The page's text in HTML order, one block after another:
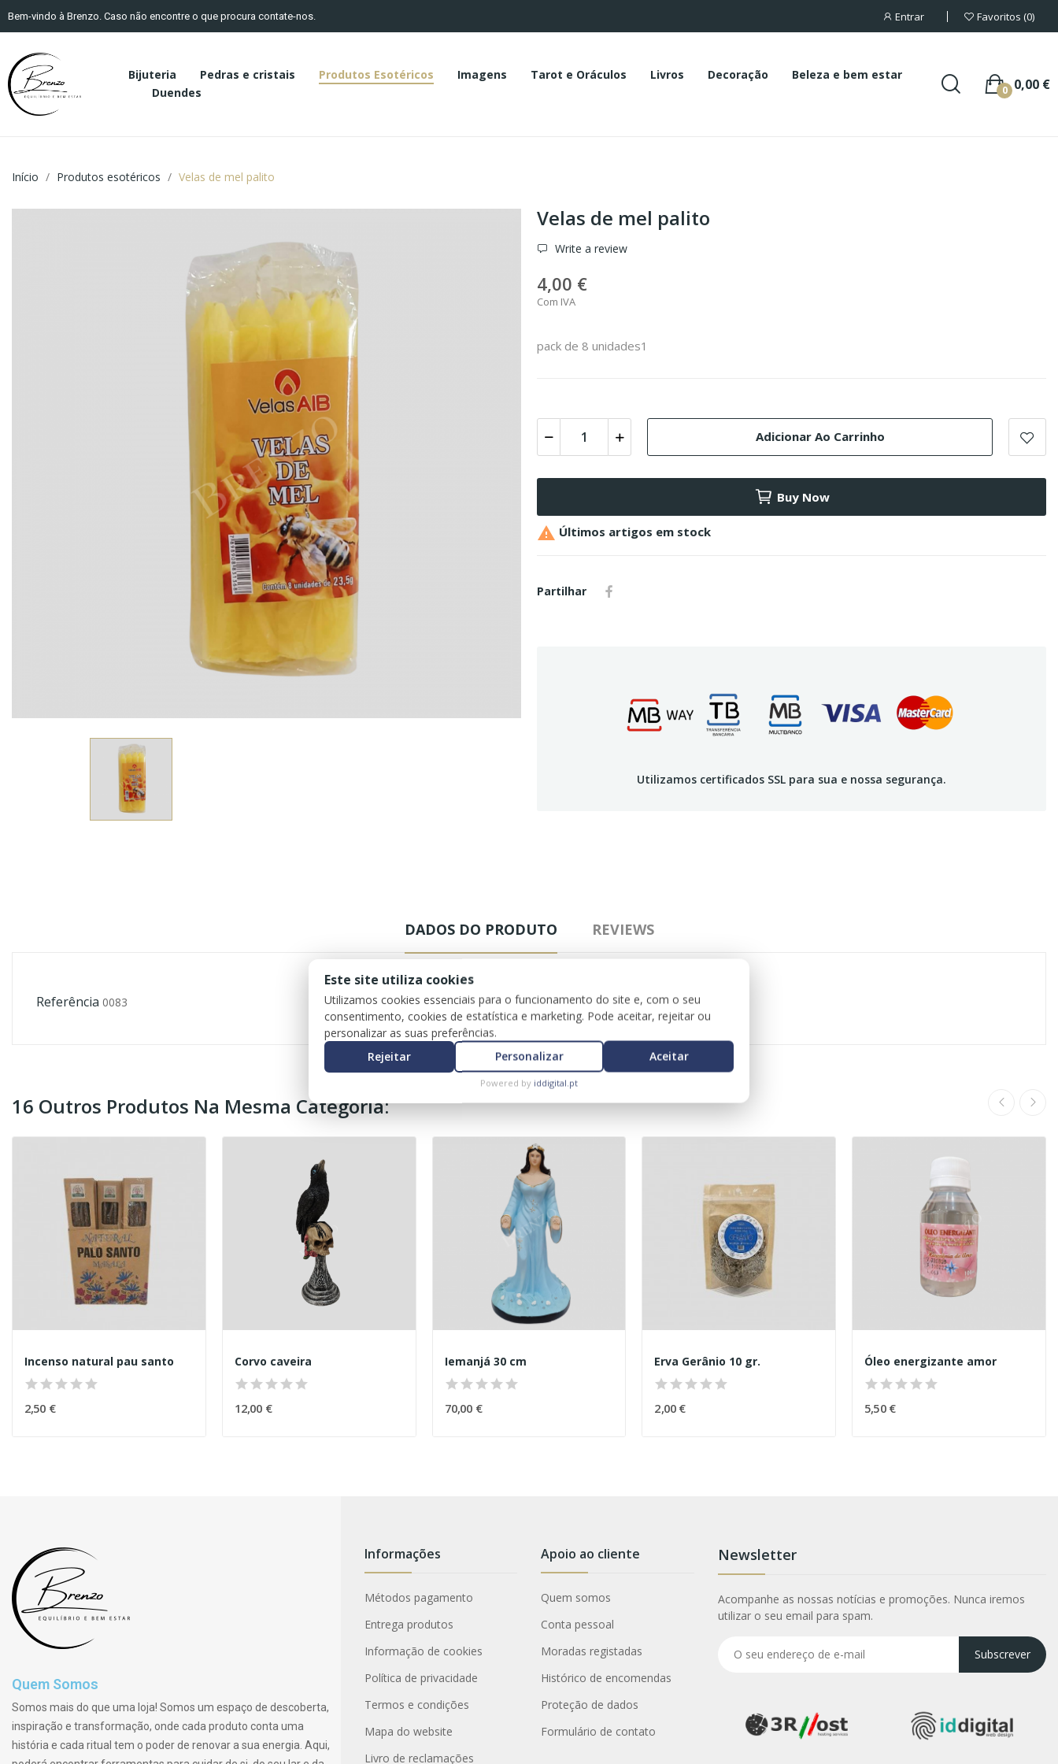
Bem-vindo à Brenzo. Caso não encontre o que procura contate-nos. Entrar Favoritos 0
Bijuteria Pedras e cristais Produtos Esotéricos Imagens Tarot e Oráculos Livros Decoração
Beleza e bem estar
Duendes
0,00 €
0
Início Produtos esotéricos Velas de mel palito
Velas de mel palito
Write a review
4,00 €
Com IVA
pack de 8 unidades1
Adicionar Ao Carrinho
Buy Now
 Últimos artigos em stock
Partilhar
Utilizamos certificados SSL para sua e nossa segurança.
DADOS DO PRODUTO REVIEWS
Referência 0083
16 Outros Produtos Na Mesma Categoria:
Incenso natural pau santo
2,50 €
Corvo caveira
12,00 €
Iemanjá 30 cm
70,00 €
Erva Gerânio 10 gr.
2,00 €
Óleo energizante amor
5,50 €
Quem Somos
Somos mais do que uma loja! Somos um espaço de descoberta,
inspiração e transformação, onde cada produto conta uma
história e cada ritual tem o poder de renovar a sua energia. Aqui,
Informações
Métodos pagamento
Entrega produtos
Informação de cookies
Política de privacidade
Termos e condições
Mapa do website
Livro de reclamações
Apoio ao cliente
Quem somos
Conta pessoal
Moradas registadas
Histórico de encomendas
Proteção de dados
Formulário de contato
Newsletter
Acompanhe as nossas notícias e promoções. Nunca iremos
utilizar o seu email para spam.
Subscrever
Este site utiliza cookies
Utilizamos cookies essenciais para o funcionamento do site e, com o seu
consentimento, cookies de estatística e marketing. Pode aceitar, rejeitar ou
personalizar as suas preferências.
Rejeitar
Personalizar Aceitar
Powered by iddigital.pt